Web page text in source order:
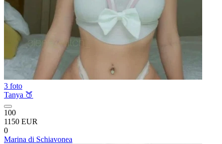
3 foto
Tanya 🍑
100
1150 EUR
0
Marina di Schiavonea